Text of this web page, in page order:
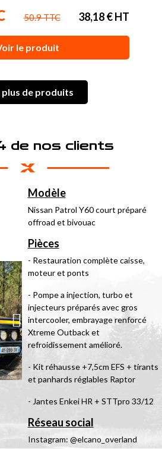
50.9 TTC 38,18 € HT
le produit
plus de produits
de nos clients
Modèle
Nissan Patrol Y60 court préparé
offroad et bivouac
Pièces
- Restauration complète caisse,
moteur et ponts
- Pompe a injection, turbo et
injecteurs préparés avec gros
intercooler, embrayage renforcé
Xtreme Outback et
refroidissement amélioré.
- Kit réhausse +7,5cm EFS + tirants
et panhards réglables Raptor
- Jantes Enkei HR + STTpro 33/12
Réseau social
Instagram: @elcano_overland